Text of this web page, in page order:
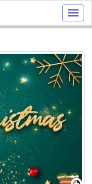
Hiệu
ứng
|
Tạo
ảnh
đẹp